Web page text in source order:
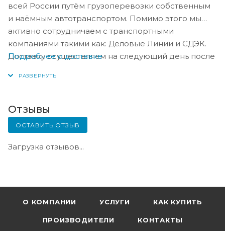
всей России путём грузоперевозки собственным
и наёмным автотранспортом. Помимо этого мы
активно сотрудничаем с транспортными
компаниями такими как: Деловые Линии и СДЭК.
Доставку осуществляем на следующий день после
Подробнее о доставке
Отзывы
ОСТАВИТЬ ОТЗЫВ
Загрузка отзывов...
О КОМПАНИИ УСЛУГИ КАК КУПИТЬ
ПРОИЗВОДИТЕЛИ КОНТАКТЫ